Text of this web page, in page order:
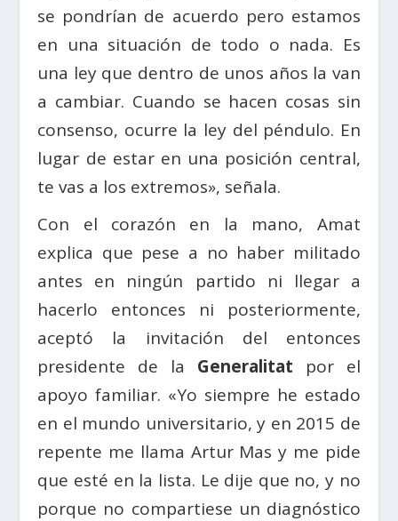
se pondrían de acuerdo pero estamos
en una situación de todo o nada. Es
una ley que dentro de unos años la van
a cambiar. Cuando se hacen cosas sin
consenso, ocurre la ley del péndulo. En
lugar de estar en una posición central,
te vas a los extremos», señala.
Con el corazón en la mano, Amat
explica que pese a no haber militado
antes en ningún partido ni llegar a
hacerlo entonces ni posteriormente,
aceptó la invitación del entonces
presidente de la Generalitat por el
apoyo familiar. «Yo siempre he estado
en el mundo universitario, y en 2015 de
repente me llama Artur Mas y me pide
que esté en la lista. Le dije que no, y no
porque no compartiese un diagnóstico